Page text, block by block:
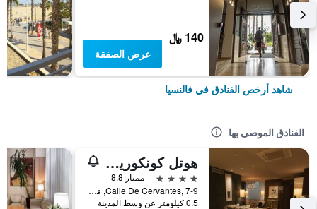
140 ﷼
عرض الصفقة
شاهد أرخص الفنادق في فالنسيا
الفنادق الموصى بها
هوتل كونكوريدور
4 نجوم
ممتاز 8.8
Calle De Cervantes, 7-9, فالنسيا, منطقة بلنسية, أسبانيا
0.5 كيلومتر عن وسط المدينة